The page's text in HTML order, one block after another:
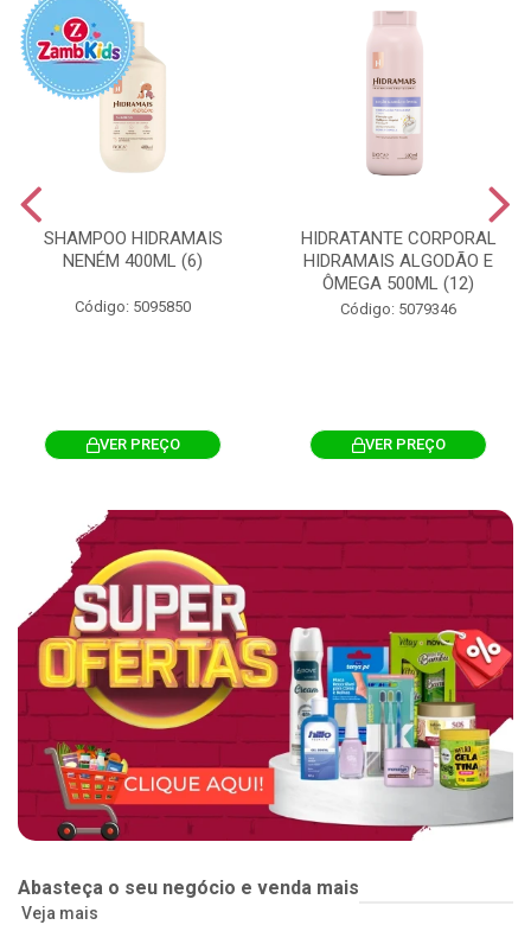
SHAMPOO HIDRAMAIS
NENÉM 400ML (6)
Código: 5095850
VER PREÇO
HIDRATANTE CORPORAL
HIDRAMAIS ALGODÃO E
ÔMEGA 500ML (12)
Código: 5079346
VER PREÇO
Abasteça o seu negócio e venda mais
Veja mais